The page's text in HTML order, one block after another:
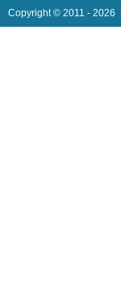
Copyright © 2011 - 2026